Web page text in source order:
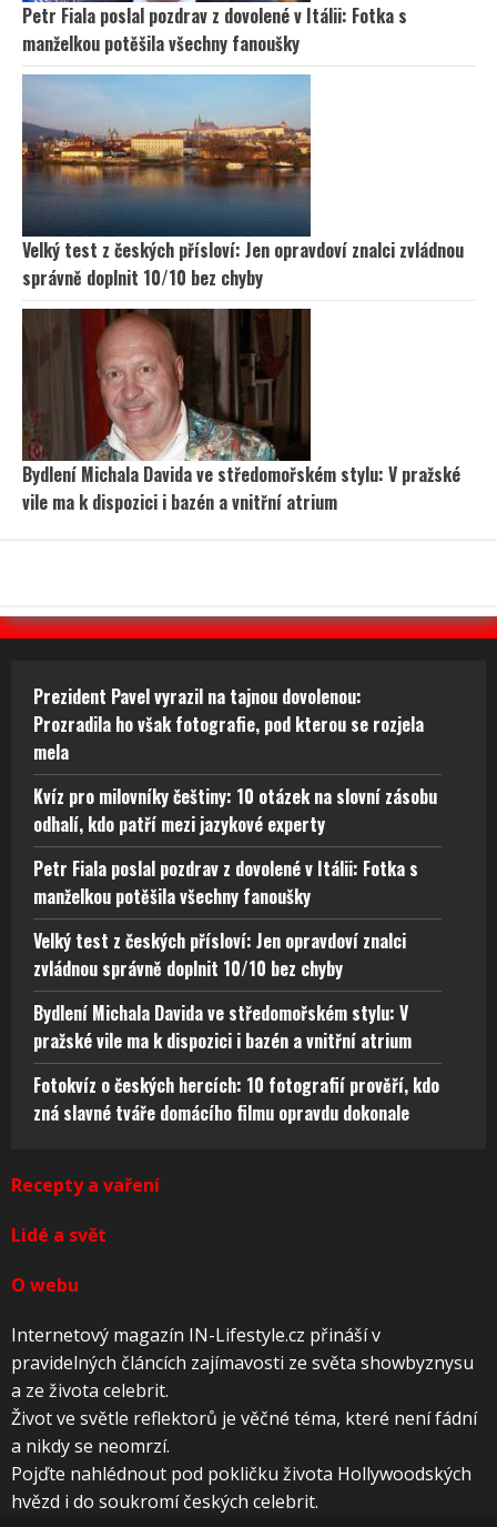
Petr Fiala poslal pozdrav z dovolené v Itálii: Fotka s
manželkou potěšila všechny fanoušky
Velký test z českých přísloví: Jen opravdoví znalci zvládnou
správně doplnit 10/10 bez chyby
Bydlení Michala Davida ve středomořském stylu: V pražské
vile ma k dispozici i bazén a vnitřní atrium
Prezident Pavel vyrazil na tajnou dovolenou:
Prozradila ho však fotografie, pod kterou se rozjela
mela
Kvíz pro milovníky češtiny: 10 otázek na slovní zásobu
odhalí, kdo patří mezi jazykové experty
Petr Fiala poslal pozdrav z dovolené v Itálii: Fotka s
manželkou potěšila všechny fanoušky
Velký test z českých přísloví: Jen opravdoví znalci
zvládnou správně doplnit 10/10 bez chyby
Bydlení Michala Davida ve středomořském stylu: V
pražské vile ma k dispozici i bazén a vnitřní atrium
Fotokvíz o českých hercích: 10 fotografií prověří, kdo
zná slavné tváře domácího filmu opravdu dokonale
Recepty a vaření
Lidé a svět
O webu
Internetový magazín IN-Lifestyle.cz přináší v
pravidelných článcích zajímavosti ze světa showbyznysu
a ze života celebrit.
Život ve světle reflektorů je věčné téma, které není fádní
a nikdy se neomrzí.
Pojďte nahlédnout pod pokličku života Hollywoodských
hvězd i do soukromí českých celebrit.